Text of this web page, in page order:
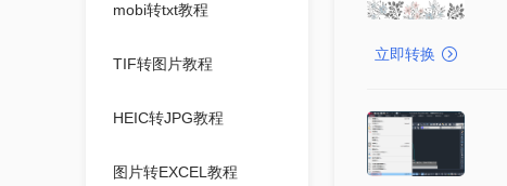
mobi转txt教程
TIF转图片教程
HEIC转JPG教程
图片转EXCEL教程
立即转换